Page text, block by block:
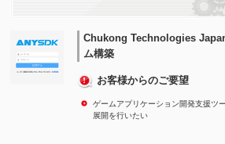
Chukong Technologies
ム構築
お客様からのご要望
ゲームアプリケーション開発支援ツ
展開を行いたい